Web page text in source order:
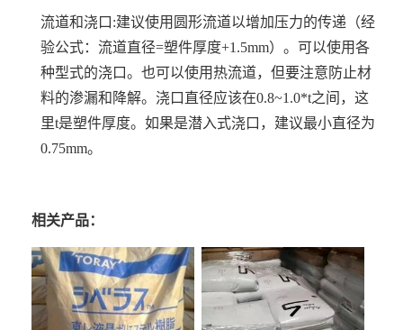
流道和浇口:建议使用圆形流道以增加压力的传递（经
验公式：流道直径=塑件厚度+1.5mm）。可以使用各
种型式的浇口。也可以使用热流道，但要注意防止材
料的渗漏和降解。浇口直径应该在0.8~1.0*t之间，这
里t是塑件厚度。如果是潜入式浇口，建议最小直径为
0.75mm。
相关产品：